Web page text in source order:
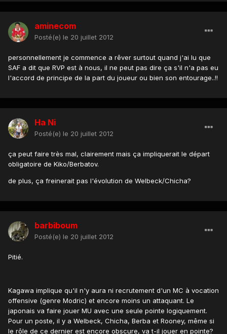
aminecom
Posté(e) le 20 juillet 2012
personnellement je commence a rêver surtout quand j'ai lu que
SAF a dit que RVP est à nous, il ne peut pas dire ça s'il n'a pas eu
l'accord de principe de la part du joueur ou bien son entourage..!!
Ha Ni
Posté(e) le 20 juillet 2012
ça peut faire très mal, clairement mais ça impliquerait le départ
obligatoire de Kiko/Berbatov.
de plus, ça freinerait pas l'évolution de Welbeck/Chicha?
barbiboum
Posté(e) le 20 juillet 2012
Pitié.
Kagawa implique qu'il n'y aura ni recrutement d'un MC à vocation
offensive (genre Modric) et encore moins un attaquant. Le
japonais va faire jouer MU avec une seule pointe logiquement.
Pour un poste, il y a Welbeck, Chicha, Berba et Rooney, même si
le rôle de ce dernier est encore obscure, va t-il jouer en pointe?